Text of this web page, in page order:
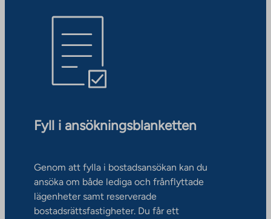
Fyll i ansökningsblanketten
Genom att fylla i bostadsansökan kan du
ansöka om både lediga och frånflyttade
lägenheter samt reserverade
bostadsrättsfastigheter. Du får ett